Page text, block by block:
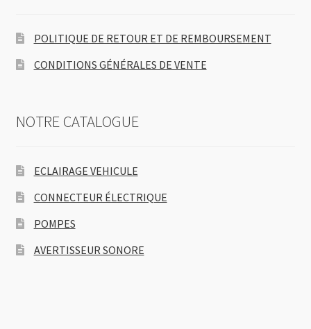
POLITIQUE DE RETOUR ET DE REMBOURSEMENT
CONDITIONS GÉNÉRALES DE VENTE
NOTRE CATALOGUE
ECLAIRAGE VEHICULE
CONNECTEUR ÉLECTRIQUE
POMPES
AVERTISSEUR SONORE